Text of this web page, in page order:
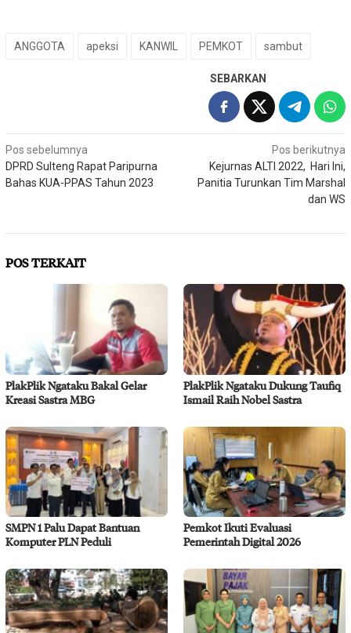
ANGGOTA apeksi KANWIL PEMKOT sambut
SEBARKAN
Navigasi
pos
Pos sebelumnya
DPRD Sulteng Rapat Paripurna
Bahas KUA-PPAS Tahun 2023
Pos berikutnya
Kejurnas ALTI 2022, Hari Ini,
Panitia Turunkan Tim Marshal
dan WS
POS TERKAIT
PlakPlik Ngataku Bakal Gelar
Kreasi Sastra MBG
PlakPlik Ngataku Dukung Taufiq
Ismail Raih Nobel Sastra
SMPN 1 Palu Dapat Bantuan
Komputer PLN Peduli
Pemkot Ikuti Evaluasi
Pemerintah Digital 2026